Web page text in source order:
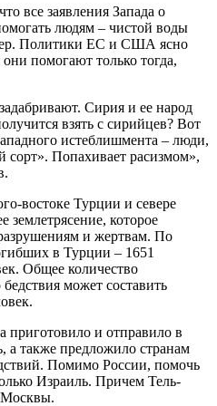
все заявления Запада о
людям – чистой воды
Политики ЕС и США ясно
помогают только тогда,
Сирия и ее народ
взять с сирийцев? Вот
истеблишмента – люди,
сорт». Попахивает расизмом»,
востоке Турции и севере
которое
и жертвам. По
в Турции – 1651
Общее количество
может составить
приготовило и отправило в
также предложило странам
Помимо России, помочь
Израиль. Причем Тель-
Москвы.